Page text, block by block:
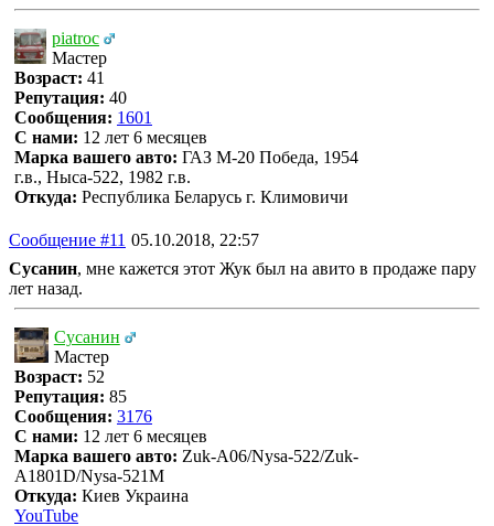
piatroc
Мастер
Возраст: 41
Репутация: 40
Сообщения: 1601
С нами: 12 лет 6 месяцев
Марка вашего авто: ГАЗ М-20 Победа, 1954
г.в., Ныса-522, 1982 г.в.
Откуда: Республика Беларусь г. Климовичи
Сообщение #11 05.10.2018, 22:57
Сусанин, мне кажется этот Жук был на авито в продаже пару
лет назад.
Сусанин
Мастер
Возраст: 52
Репутация: 85
Сообщения: 3176
С нами: 12 лет 6 месяцев
Марка вашего авто: Zuk-A06/Nysa-522/Zuk-
A1801D/Nysa-521M
Откуда: Киев Украина
YouTube